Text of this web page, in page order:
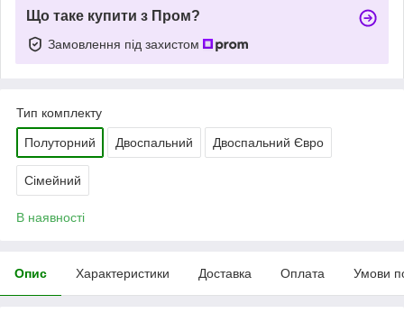
Що таке купити з Пром?
Замовлення під захистом
Тип комплекту
Полуторний Двоспальний Двоспальний Євро
Сімейний
В наявності
Опис Характеристики Доставка Оплата Умови